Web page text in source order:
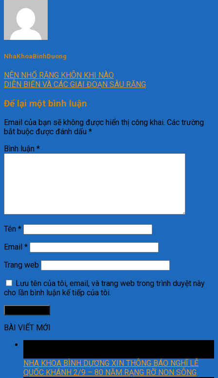
NhaKhoaBinhDuong
NÊN NHỔ RĂNG KHÔN KHI NÀO
DIỄN BIẾN VÀ CÁC GIAI ĐOẠN SÂU RĂNG
Để lại một bình luận
Email của bạn sẽ không được hiển thị công khai. Các trường
bắt buộc được đánh dấu *
Bình luận *
Tên *
Email *
Trang web
Lưu tên của tôi, email, và trang web trong trình duyệt này
cho lần bình luận kế tiếp của tôi.
BÀI VIẾT MỚI
NHA KHOA BÌNH DƯƠNG XIN THÔNG BÁO NGHĨ LỄ
QUỐC KHÁNH 2/9 – 80 NĂM RẠNG RỠ NON SÔNG